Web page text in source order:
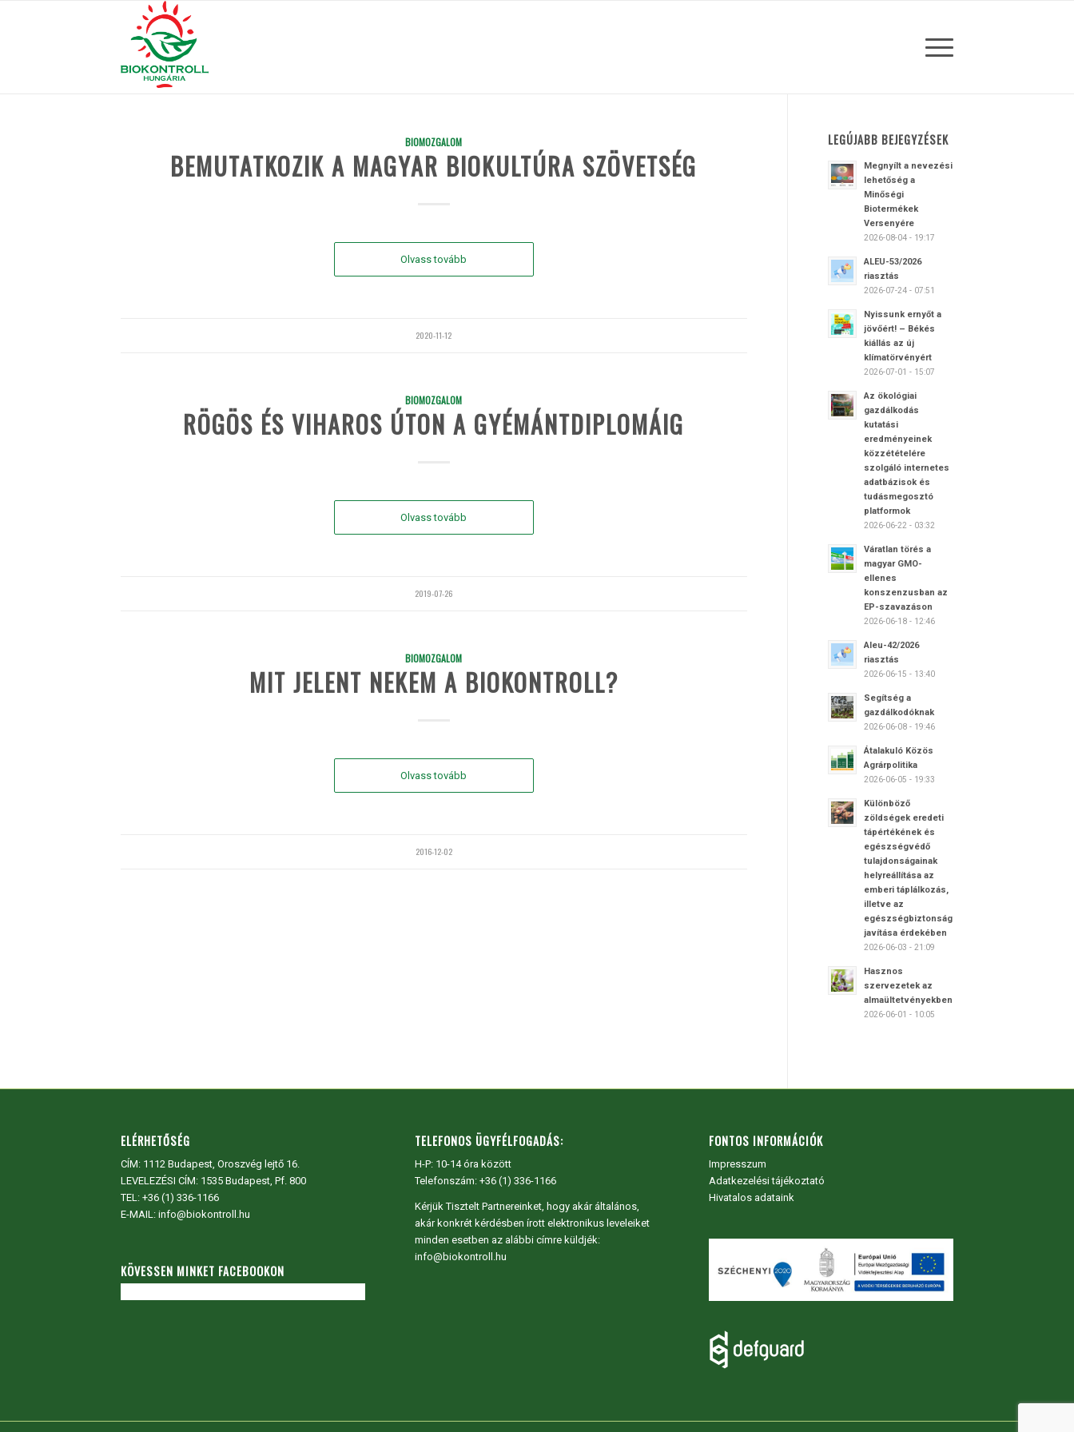
BIOMOZGALOM
BEMUTATKOZIK A MAGYAR BIOKULTÚRA SZÖVETSÉG
Olvass tovább
2020-11-12
BIOMOZGALOM
RÖGÖS ÉS VIHAROS ÚTON A GYÉMÁNTDIPLOMÁIG
Olvass tovább
2019-07-26
BIOMOZGALOM
MIT JELENT NEKEM A BIOKONTROLL?
Olvass tovább
2016-12-02
LEGÚJABB BEJEGYZÉSEK
Megnyílt a nevezési
lehetőség a
Minőségi
Biotermékek
Versenyére
2026-08-04 - 19:17
ALEU-53/2026
riasztás
2026-07-24 - 07:51
Nyissunk ernyőt a
jövőért! – Békés
kiállás az új
klímatörvényért
2026-07-01 - 15:07
Az ökológiai
gazdálkodás
kutatási
eredményeinek
közzétételére
szolgáló internetes
adatbázisok és
tudásmegosztó
platformok
2026-06-22 - 03:32
Váratlan törés a
magyar GMO-
ellenes
konszenzusban az
EP-szavazáson
2026-06-18 - 12:46
Aleu-42/2026
riasztás
2026-06-15 - 13:40
Segítség a
gazdálkodóknak
2026-06-08 - 19:46
Átalakuló Közös
Agrárpolitika
2026-06-05 - 19:33
Különböző
zöldségek eredeti
tápértékének és
egészségvédő
tulajdonságainak
helyreállítása az
emberi táplálkozás,
illetve az
egészségbiztonság
javítása érdekében
2026-06-03 - 21:09
Hasznos
szervezetek az
almaültetvényekben
2026-06-01 - 10:05
ELÉRHETŐSÉG
CÍM: 1112 Budapest, Oroszvég lejtő 16.
LEVELEZÉSI CÍM: 1535 Budapest, Pf. 800
TEL: +36 (1) 336-1166
E-MAIL: info@biokontroll.hu
KÖVESSEN MINKET FACEBOOKON
TELEFONOS ÜGYFÉLFOGADÁS:
H-P: 10-14 óra között
Telefonszám: +36 (1) 336-1166
Kérjük Tisztelt Partnereinket, hogy akár általános,
akár konkrét kérdésben írott elektronikus leveleiket
minden esetben az alábbi címre küldjék:
info@biokontroll.hu
FONTOS INFORMÁCIÓK
Impresszum
Adatkezelési tájékoztató
Hivatalos adataink